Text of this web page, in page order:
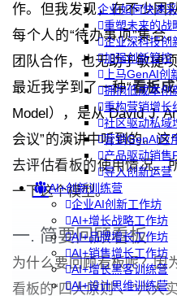
企业如何快速
重塑未来的战
企业深科技创
加强创新管控
上马GenAI创
拥抱低成本创
重构营销增长
社区驱动私域
营销GenAI应
产品驱动销售
导入创新运营
AI+创新训练营
企业AI创新工作坊
AI+增长战略工作坊
AI+品牌增长工作坊
AI+销售增长工作坊
AI+增长黑客训练营
AI+设计思维训练营
作。但我发现，在不少团
每个人的“待办事项”集合
团队合作，也无助于敏捷
最近我学到了一种“看板
Model），是从 David J.
会议”的演讲中听到的。这
去评估看板的使用情况。
一下这个模型。
一. 简要回顾看板
为什么要回顾看板呢？因
看板的“四大原则”、“六大